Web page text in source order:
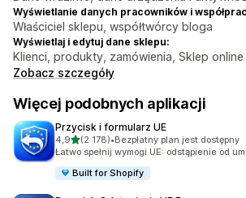
Wyświetlanie danych pracowników i
Właściciel sklepu, współtwórcy bloga
Wyświetlaj i edytuj dane sklepu:
Klienci, produkty, zamówienia, Sklep online
Zobacz szczegóły
Więcej podobnych aplikacji
Przycisk i formularz UE
4,9na 5 gwiazdek
(2 178)
Łączna liczba recenzji: 2178
•Bezpłatny plan jest dostępny
Łatwo spełnij wymogi UE: odstąpienie od
Built for Shopify